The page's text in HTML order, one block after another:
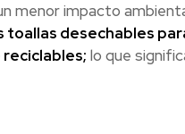
menor impacto
toallas desechables
lo que